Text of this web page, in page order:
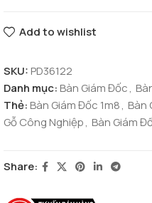
Add to wishlist
SKU:PD36122
Danh mục:Bàn Giám Đốc,
Thẻ:Bàn Giám Đốc 1m8, Bàn
Gỗ Công Nghiệp, Bàn Giám
Share: